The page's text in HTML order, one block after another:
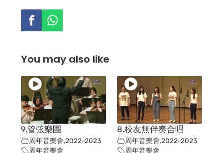
You may also like
9.管弦樂團
周年音樂會,2022-2023
周年音樂會
8.校友無伴奏合唱
周年音樂會,2022-2023
周年音樂會